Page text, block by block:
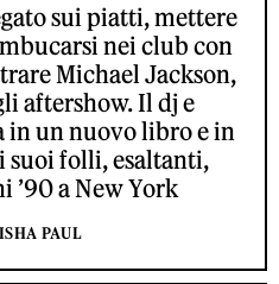
sui piatti, mettere
nei club con
Michael Jackson,
aftershow. Il dj e
un nuovo libro e in
suoi folli, esaltanti,
a New York
PAUL